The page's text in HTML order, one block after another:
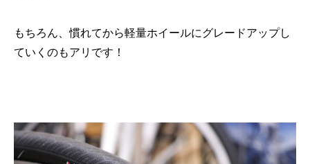
もちろん、慣れてから軽量ホイールにグレードアップし
ていくのもアリです！